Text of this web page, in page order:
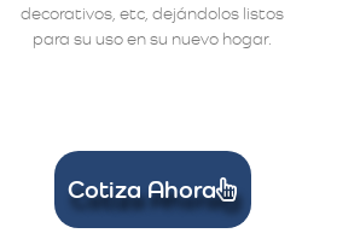
decorativos, etc, dejándolos listos
para su uso en su nuevo hogar.
Cotiza Ahora